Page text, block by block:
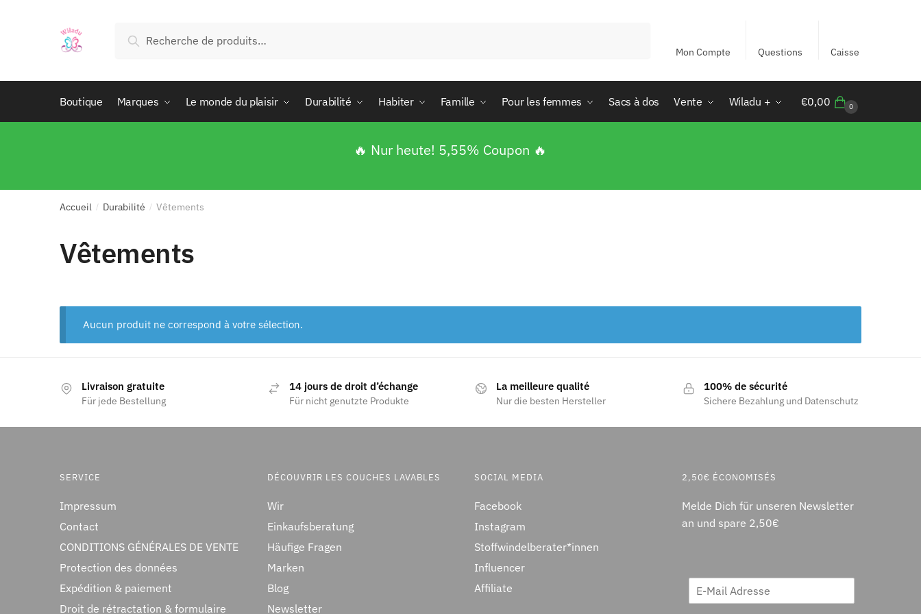
Recherche
Mon Compte Questions Caisse
Boutique Marques Le monde du plaisir Durabilité Habiter Famille Pour les femmes Sacs à dos Vente Wiladu + €0,00 0
🔥 Nur heute! 5,55% Coupon 🔥
Accueil / Durabilité / Vêtements
Vêtements
Aucun produit ne correspond à votre sélection.
Livraison gratuite
Für jede Bestellung
14 jours de droit d’échange
Für nicht genutzte Produkte
La meilleure qualité
Nur die besten Hersteller
100% de sécurité
Sichere Bezahlung und Datenschutz
SERVICE
Impressum
Contact
CONDITIONS GÉNÉRALES DE VENTE
Protection des données
Expédition & paiement
Droit de rétractation & formulaire
DÉCOUVRIR LES COUCHES LAVABLES
Wir
Einkaufsberatung
Häufige Fragen
Marken
Blog
Newsletter
SOCIAL MEDIA
Facebook
Instagram
Stoffwindelberater*innen
Influencer
Affiliate
2,50€ ÉCONOMISÉS
Melde Dich für unseren Newsletter
an und spare 2,50€